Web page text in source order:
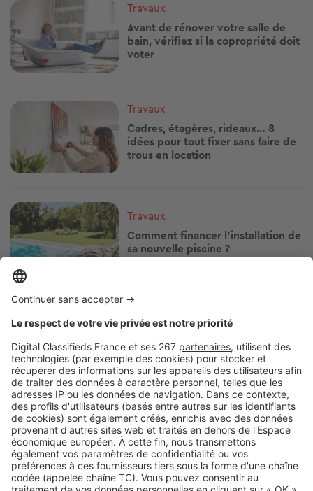
Image
Travaux
Avant de rénover votre salle de
bain, vérifiez si la copropriété doit
voter
Image
Travaux
Cadres, étagères, rideaux… 8
idées pour tout fixer sans faire de
trous en location
Image
Travaux
Comment financer l'installation de
sa nouvelle piscine ?
Image
Travaux
par quoi commencer ?
Image
Travaux
Transformer sa grange ou un
bâtiment agricole en gîte :
comment faire ?